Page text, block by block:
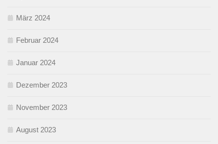
März 2024
Februar 2024
Januar 2024
Dezember 2023
November 2023
August 2023